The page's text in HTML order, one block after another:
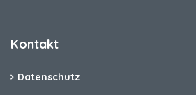
Kontakt
Datenschutz